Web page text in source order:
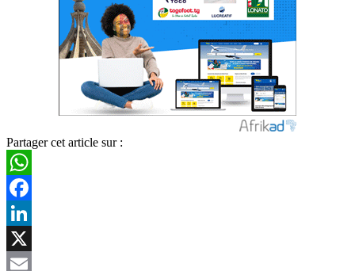
Partager cet article sur :
WhatsApp
Facebook
LinkedIn
X